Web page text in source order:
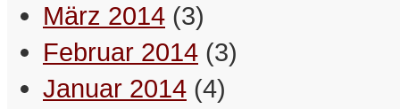
Bookmarken & Teilen
März 2014 (3)
Februar 2014 (3)
Januar 2014 (4)